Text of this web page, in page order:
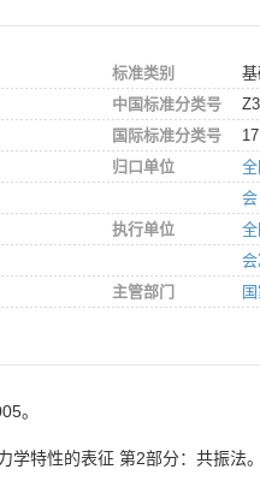
标准类别
基
中国标准分类号
国际标准分类号
归口单位
会
执行单位
主管部门
。
特性的表征 第2部分：共振法。